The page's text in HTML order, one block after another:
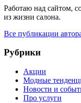
Работаю над сайтом,
из жизни салона.
Все публикации
Рубрики
Акции
Модные
Новости и
Про услуги